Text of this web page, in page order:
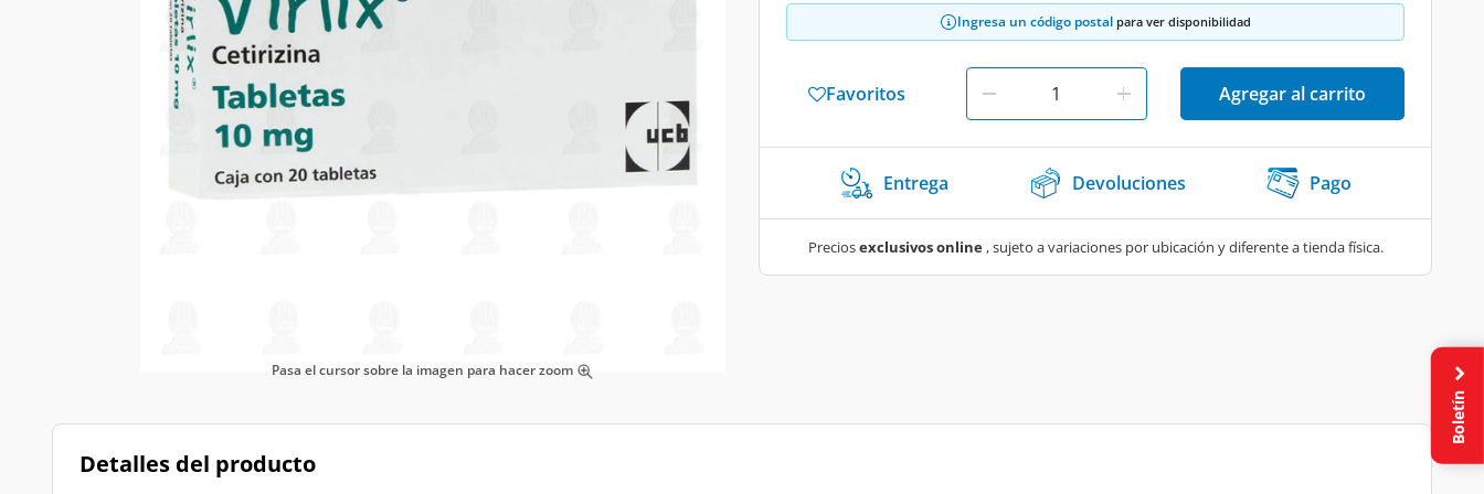
Pasa el cursor sobre la imagen para hacer zoom
Ingresa un código postal para ver disponibilidad
Favoritos Agregar al carrito
Entrega Devoluciones Pago
Preciosexclusivos online, sujeto a variaciones por ubicación y diferente a tienda física.
Detalles del producto
Boletín